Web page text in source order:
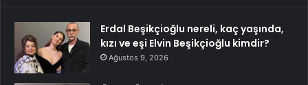
Erdal Beşikçioğlu nereli, kaç yaşında,
kızı ve eşi Elvin Beşikçioğlu kimdir?
Ağustos 9, 2026